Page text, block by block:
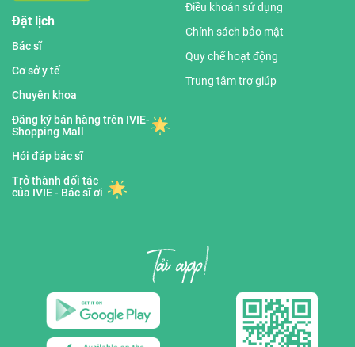
Đặt lịch
Bác sĩ
Cơ sở y tế
Chuyên khoa
Đăng ký bán hàng trên IVIE-
Shopping Mall
Hỏi đáp bác sĩ
Trở thành đối tác
của IVIE - Bác sĩ ơi
Điều khoản sử dụng
Chính sách bảo mật
Quy chế hoạt động
Trung tâm trợ giúp